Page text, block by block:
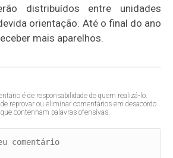
distribuídos entre unidades
orientação. Até o final do ano
mais aparelhos.
é de responsabilidade de quem realizá-lo.
reprovar ou eliminar comentários em desacordo
contenham palavras ofensivas.